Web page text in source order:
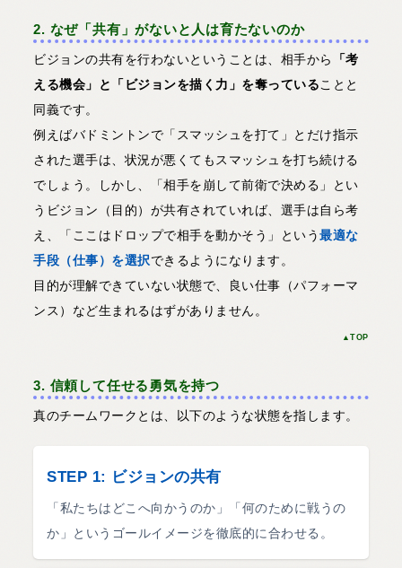
2. なぜ「共有」がないと人は育たないのか
ビジョンの共有を行わないということは、相手から
「考
える機会」と「ビジョンを描く力」を奪っていることと
同義です。
例えばバドミントンで「スマッシュを打て」とだけ指示
された選手は、状況が悪くてもスマッシュを打ち続ける
でしょう。しかし、「相手を崩して前衛で決める」とい
うビジョン（目的）が共有されていれば、選手は自ら考
え、「ここはドロップで相手を動かそう」という最適な
手段（仕事）を選択できるようになります。
目的が理解できていない状態で、良い仕事（パフォーマ
ンス）など生まれるはずがありません。
▲TOP
3. 信頼して任せる勇気を持つ
真のチームワークとは、以下のような状態を指します。
STEP 1: ビジョンの共有
「私たちはどこへ向かうのか」「何のために戦うの
か」というゴールイメージを徹底的に合わせる。